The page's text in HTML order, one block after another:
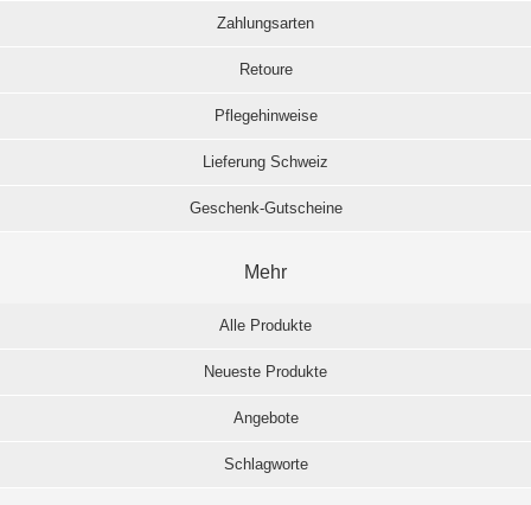
Zahlungsarten
Retoure
Pflegehinweise
Lieferung Schweiz
Geschenk-Gutscheine
Mehr
Alle Produkte
Neueste Produkte
Angebote
Schlagworte